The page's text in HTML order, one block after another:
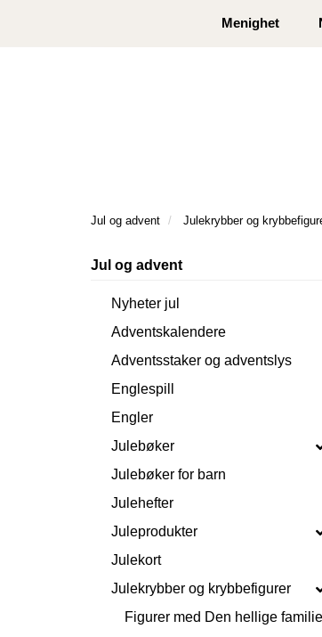
Åpningstider
Menighet
Jul og advent Julekrybber og
Jul og advent
Nyheter jul
Adventskalendere
Adventsstaker og adventslys
Englespill
Engler
Julebøker
Julebøker for barn
Julehefter
Juleprodukter
Julekort
Julekrybber og krybbefigurer
Figurer med Den hellige familie